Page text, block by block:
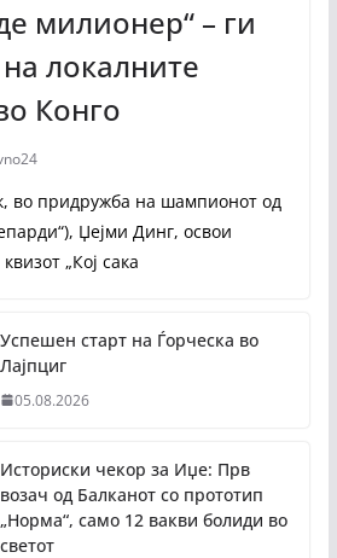
милионер“ – ги
локалните
Конго
во придружба на шампионот од
Џејми Динг, освои
„Кој сака
Успешен старт на Ѓорческа во
Лајпциг
05.08.2026
Историски чекор за Иџе: Прв
возач од Балканот со прототип
„Норма“, само 12 вакви болиди во
светот